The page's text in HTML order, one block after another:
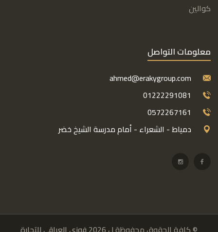
كوالين
معلومات التواصل
ahmed@erakygroup.com
01222291081
0572267161
دمياط - الشعراء - أمام مدرسة الشيخ خضر